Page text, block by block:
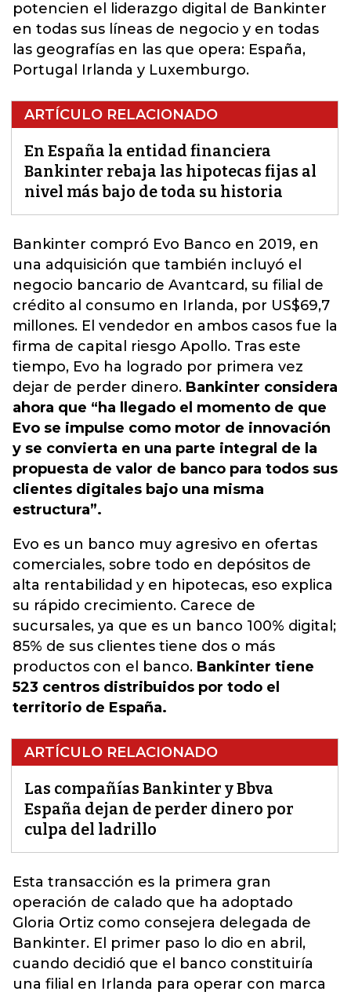
potencien el liderazgo digital de Bankinter
en todas sus líneas de negocio y en todas
las geografías en las que opera: España,
Portugal Irlanda y Luxemburgo.
ARTÍCULO RELACIONADO
En España la entidad financiera
Bankinter rebaja las hipotecas fijas al
nivel más bajo de toda su historia
Bankinter compró Evo Banco en 2019, en
una adquisición que también incluyó el
negocio bancario de Avantcard, su filial de
crédito al consumo en Irlanda, por US$69,7
millones. El vendedor en ambos casos fue la
firma de capital riesgo Apollo. Tras este
tiempo, Evo ha logrado por primera vez
dejar de perder dinero. Bankinter considera
ahora que “ha llegado el momento de que
Evo se impulse como motor de innovación
y se convierta en una parte integral de la
propuesta de valor de banco para todos sus
clientes digitales bajo una misma
estructura”.
Evo es un banco muy agresivo en ofertas
comerciales, sobre todo en depósitos de
alta rentabilidad y en hipotecas, eso explica
su rápido crecimiento. Carece de
sucursales, ya que es un banco 100% digital;
85% de sus clientes tiene dos o más
productos con el banco. Bankinter tiene
523 centros distribuidos por todo el
territorio de España.
ARTÍCULO RELACIONADO
Las compañías Bankinter y Bbva
España dejan de perder dinero por
culpa del ladrillo
Esta transacción es la primera gran
operación de calado que ha adoptado
Gloria Ortiz como consejera delegada de
Bankinter. El primer paso lo dio en abril,
cuando decidió que el banco constituiría
una filial en Irlanda para operar con marca